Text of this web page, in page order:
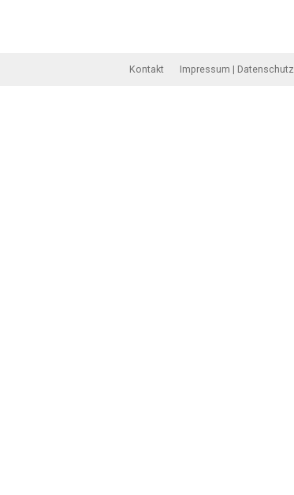
Kontakt Impressum | Datenschutz